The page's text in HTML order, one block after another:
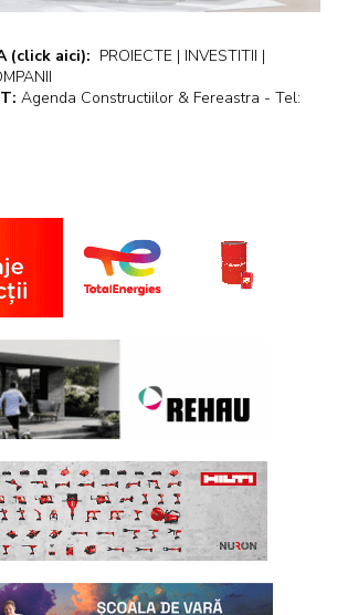
(click aici): PROIECTE | INVESTITII |
Agenda Constructiilor & Fereastra - Tel: